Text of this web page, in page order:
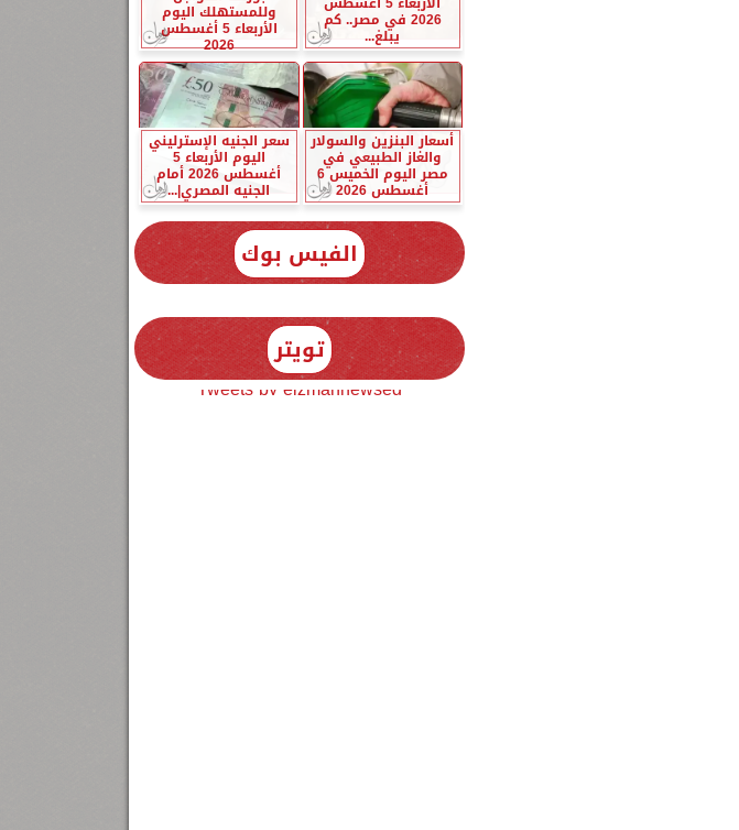
2026 في مصر.. كم
يبلغ...
وللمستهلك اليوم
الأربعاء 5 أغسطس
2026
أسعار البنزين والسولار
والغاز الطبيعي في
مصر اليوم الخميس 6
أغسطس 2026
سعر الجنيه الإسترليني
اليوم الأربعاء 5
أغسطس 2026 أمام
الجنيه المصري|...
الفيس بوك
تويتر
Tweets by elzmannewseg